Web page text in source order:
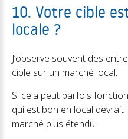
10. Votre cible
locale ?
J’observe souvent des
cible sur un marché local.
Si cela peut parfois
qui est bon en local devrait
marché plus étendu.